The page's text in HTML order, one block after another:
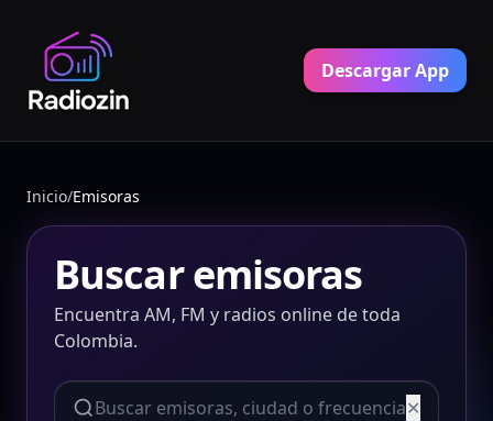
Descargar App
Inicio/Emisoras
Buscar emisoras
Encuentra AM, FM y radios online de toda
Colombia.
✕